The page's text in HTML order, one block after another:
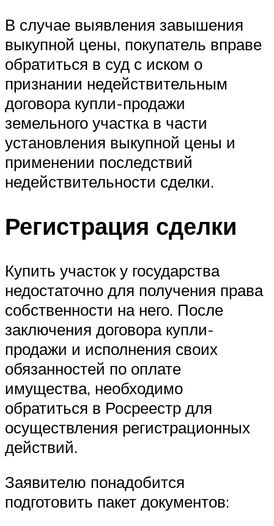
В случае выявления завышения
выкупной цены, покупатель вправе
обратиться в суд с иском о
признании недействительным
договора купли-продажи
земельного участка в части
установления выкупной цены и
применении последствий
недействительности сделки.
Регистрация сделки
Купить участок у государства
недостаточно для получения права
собственности на него. После
заключения договора купли-
продажи и исполнения своих
обязанностей по оплате
имущества, необходимо
обратиться в Росреестр для
осуществления регистрационных
действий.
Заявителю понадобится
подготовить пакет документов: